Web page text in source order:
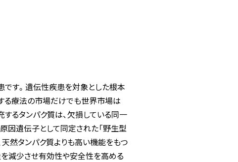
す。遺伝性疾患を対象とした根本
る療法の市場だけでも世界市場は
るタンパク質は、欠損している同一
因遺伝子として同定された「野生型
然タンパク質よりも高い機能をもつ
減少させ有効性や安全性を高める